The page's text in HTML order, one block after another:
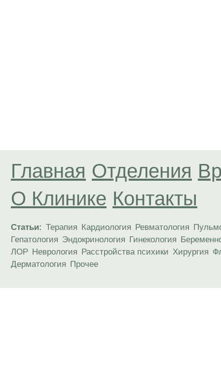
Главная Отделения
О Клинике Контакты
Статьи: Терапия Кардиология Ревматология
Гепатология Эндокринология Гинекология
ЛОР Неврология Расстройства психики Хирургия
Дерматология Прочее